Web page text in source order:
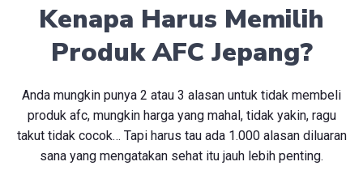
Kenapa Harus Memilih
Produk AFC Jepang?
Anda mungkin punya 2 atau 3 alasan untuk tidak membeli
produk afc, mungkin harga yang mahal, tidak yakin, ragu
takut tidak cocok… Tapi harus tau ada 1.000 alasan diluaran
sana yang mengatakan sehat itu jauh lebih penting.